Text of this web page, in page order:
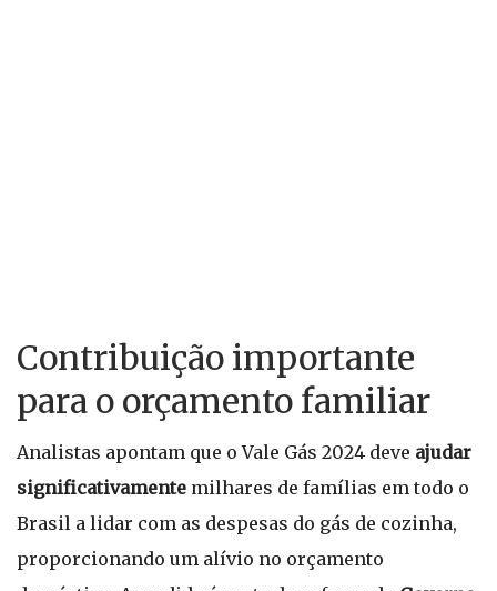
Contribuição importante
para o orçamento familiar
Analistas apontam que o Vale Gás 2024 deve ajudar
significativamente milhares de famílias em todo o
Brasil a lidar com as despesas do gás de cozinha,
proporcionando um alívio no orçamento